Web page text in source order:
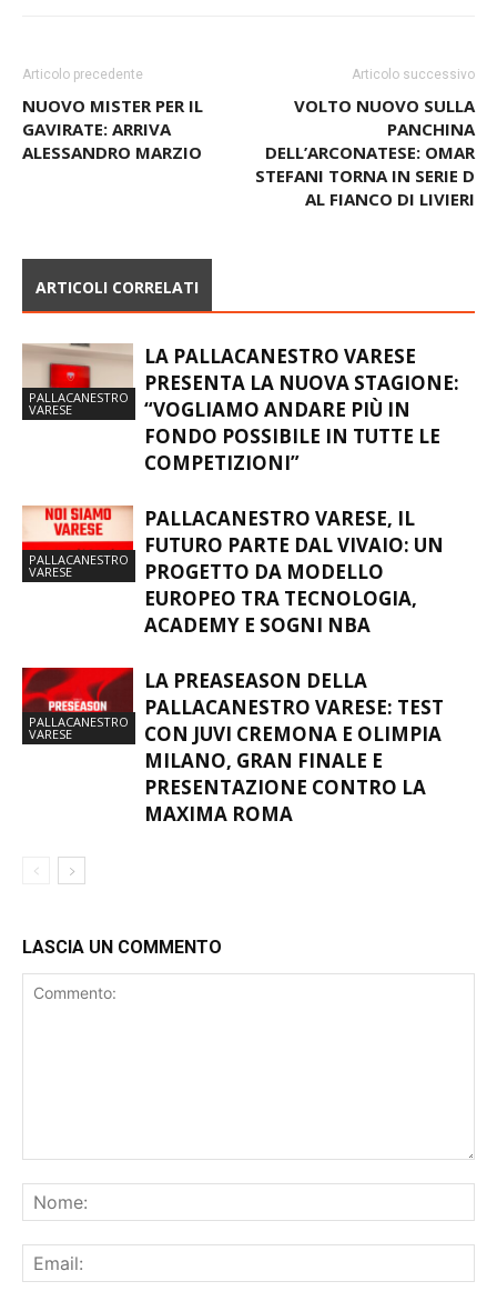
Articolo precedente
NUOVO MISTER PER IL
GAVIRATE: ARRIVA
ALESSANDRO MARZIO
Articolo successivo
VOLTO NUOVO SULLA
PANCHINA
DELL’ARCONATESE: OMAR
STEFANI TORNA IN SERIE D
AL FIANCO DI LIVIERI
ARTICOLI CORRELATI
PALLACANESTRO
VARESE
LA PALLACANESTRO VARESE
PRESENTA LA NUOVA STAGIONE:
“VOGLIAMO ANDARE PIÙ IN
FONDO POSSIBILE IN TUTTE LE
COMPETIZIONI”
PALLACANESTRO
VARESE
PALLACANESTRO VARESE, IL
FUTURO PARTE DAL VIVAIO: UN
PROGETTO DA MODELLO
EUROPEO TRA TECNOLOGIA,
ACADEMY E SOGNI NBA
PALLACANESTRO
VARESE
LA PREASEASON DELLA
PALLACANESTRO VARESE: TEST
CON JUVI CREMONA E OLIMPIA
MILANO, GRAN FINALE E
PRESENTAZIONE CONTRO LA
MAXIMA ROMA
LASCIA UN COMMENTO